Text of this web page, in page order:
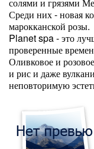
Среди них - новая
марокканской розы.
Planet spa - это
проверенные
Оливковое и
и рис и даже
неповторимую